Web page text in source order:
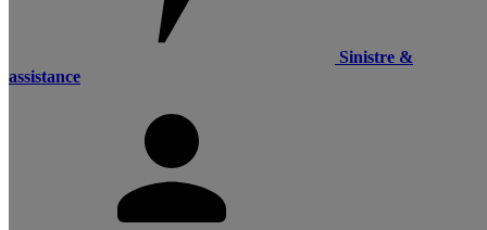
Sinistre &
assistance